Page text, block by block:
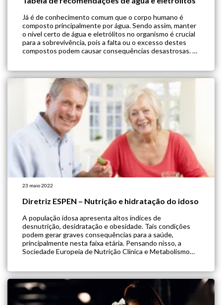
Já é de conhecimento comum que o corpo humano é
composto principalmente por água. Sendo assim, manter
o nível certo de água e eletrólitos no organismo é crucial
para a sobrevivência, pois a falta ou o excesso destes
compostos podem causar consequências desastrosas. A
23 maio 2022
Diretriz ESPEN – Nutrição e hidratação do idoso
A população idosa apresenta altos índices de
desnutrição, desidratação e obesidade. Tais condições
podem gerar graves consequências para a saúde,
principalmente nesta faixa etária. Pensando nisso, a
Sociedade Europeia de Nutrição Clínica e Metabolismo
tratar os problemas […]